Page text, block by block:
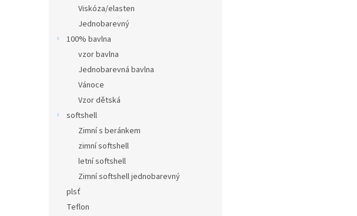
Viskóza/elasten
Jednobarevný
100% bavlna
vzor bavlna
Jednobarevná bavlna
Vánoce
Vzor dětská
softshell
Zimní s beránkem
zimní softshell
letní softshell
Zimní softshell jednobarevný
plsť
Teflon